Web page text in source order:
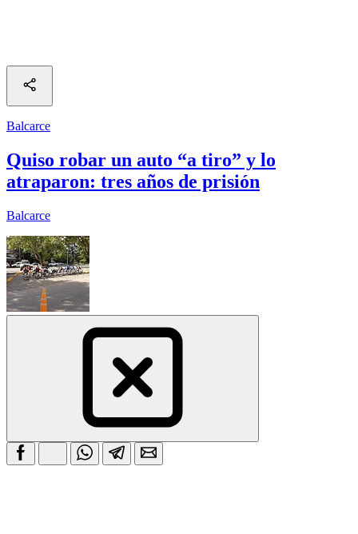
Balcarce
Quiso robar un auto “a tiro” y lo
atraparon: tres años de prisión
Balcarce